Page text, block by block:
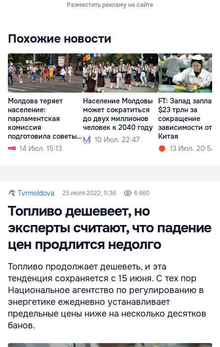
Разместить рекламу на сайте
Похожие новости
Молдова теряет
население:
парламентская
комиссия
подготовила советы
для кабмина
14 Июл. 15:13
Население Молдовы
может сократиться
до двух миллионов
человек к 2040 году
10 Июл. 22:47
FT: Запад
$23 трлн за
сокращение
зависимости от
Китая
13 Июл. 20:54
Tvrmoldova 25 июля 2022, 11:36 6 660
Топливо дешевеет, но
эксперты считают, что падение
цен продлится недолго
Топливо продолжает дешеветь, и эта
тенденция сохраняется с 15 июня. С тех пор
Национальное агентство по регулированию в
энергетике ежедневно устанавливает
предельные цены ниже на несколько десятков
банов.